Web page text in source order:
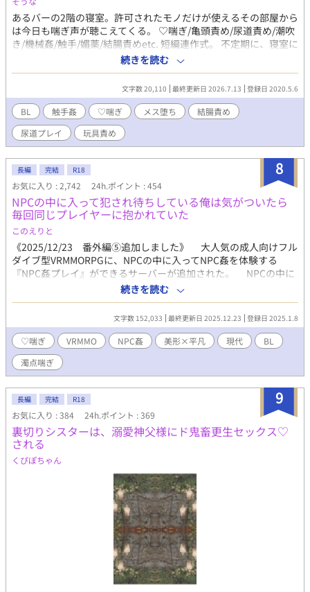
あるバーの2階の寝室。許可されたモノだけが使えるその部屋から
は今日も喘ぎ声が聴こえてくる。 ♡喘ぎ/亀頭責め/尿道責め/潮吹
き/機械姦/触手/媚薬/結腸責めetc. 短編連作式。 不定期に、寝室に
泊まる人々の営みを投稿していきます。 基本的には愛ある攻めば
かり。
続きを読む
文字数 20,110 最終更新日 2026.7.13 登録日 2020.5.6
BL 触手姦 ♡喘ぎ メス堕ち
結腸責め
尿道プレイ
玩具責め
8
長編 完結 R18
お気に入り : 2,742 24h.ポイント : 454
NPCの中に入って犯され待ちしている俺は気がついたら
毎回同じプレイヤーに抱かれていた
このえりと
《2025/12/23 番外編⑤追加しました》 大人気の成人向けフル
ダイブ型VRMMORPGに、NPCの中に入ってNPC姦を体験する
『NPC姦プレイ』ができるサーバーが追加された。 NPCの中に
入るプレイヤー、通称『NPC姦プレイヤー』としてゲームにログ
インしNPC姦を体験する日を心待ちにしている主人公は、ある日
ついに自分が入っているNPCが犯されとても濃厚で充実したプレ
イを堪能した。 あんなすごいNPC姦をしてくれる人はそういな
いだろうなと思っていた主人公だったが、その次にログインした
らまさかの同じプレイヤーが現れて――。 フルダイブ型
VRMMOで出会った2人が恋人になってゲームでも現実でもヤりま
くる話。本編全3話＋番外編と小ネタ。（今後も更新予定） 成分
表：♡喘ぎ 攻め喘ぎ（軽度） 潮吹き 食べ物に体液をかける
描写 衆人環視 攻め以外との絡み（挿入・射精有り） 濁点喘
ぎ 番外編成分表：アナル舐め 結腸責め 飲精（受け・攻め両
方）
続きを読む
文字数 152,033 最終更新日 2025.12.23 登録日 2025.1.8
♡喘ぎ VRMMO NPC姦 美形×平凡 現代
BL
濁点喘ぎ
9
長編 完結 R18
お気に入り : 384 24h.ポイント : 369
裏切りシスターは、溺愛神父様にド鬼畜更生セックス♡
される
くぴぽちゃん